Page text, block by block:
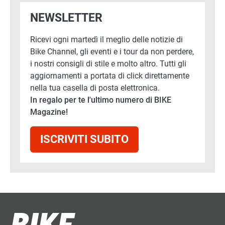
NEWSLETTER
Ricevi ogni martedì il meglio delle notizie di
Bike Channel, gli eventi e i tour da non perdere,
i nostri consigli di stile e molto altro. Tutti gli
aggiornamenti a portata di click direttamente
nella tua casella di posta elettronica.
In regalo per te l'ultimo numero di BIKE
Magazine!
ISCRIVITI SUBITO